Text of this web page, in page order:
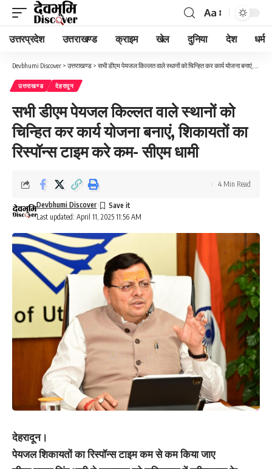
Font
Resizer
Aa
उत्तरप्रदेश उत्तराखण्ड क्राइम खेल दुनिया देश धर्म
Devbhumi Discover > उत्तराखण्ड > सभी डीएम पेयजल किल्लत वाले स्थानों को चिन्हित कर कार्य योजना बनाएं, शिकायतों का रिस्पॉन्स टाइम करे कम- सीएम धामी
उत्तराखण्ड देहरादून
सभी डीएम पेयजल किल्लत वाले स्थानों को
चिन्हित कर कार्य योजना बनाएं, शिकायतों का
रिस्पॉन्स टाइम करे कम- सीएम धामी
Last updated: April 11, 2025 11:56 AM
Devbhumi Discover
4 Min Read
देहरादून।
पेयजल शिकायतों का रिस्पॉन्स टाइम कम से कम किया जाए